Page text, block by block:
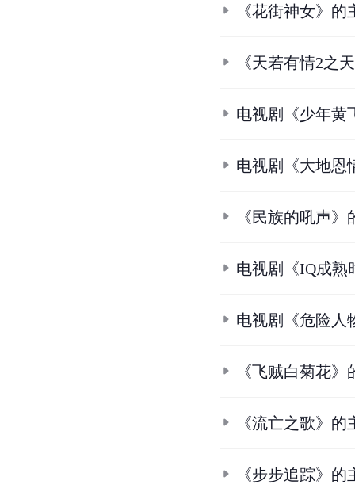
《花街神女》的
《天若有情2之
电视剧《少年黄
电视剧《大地恩
《民族的吼声
电视剧《IQ成熟
电视剧《危险人
《飞贼白菊花
《流亡之歌》的
《步步追踪》的